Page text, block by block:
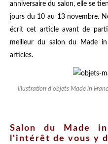
anniversaire du salon, elle se
jours du 10 au 13 novembre.
écrit cet article avant de
meilleur du salon du Made
articles.
illustration d'objets Made in
Salon du Made
l'intérêt de vous y